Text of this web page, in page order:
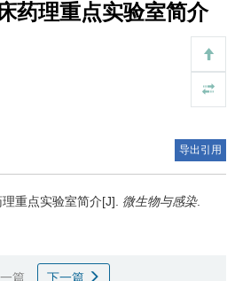
药理重点实验室简介
导出引用
重点实验室简介[J]. 微生物与感染.
一篇 下一篇